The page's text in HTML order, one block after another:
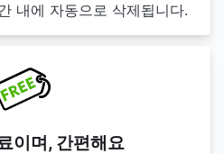
내에 자동으로 삭제됩니다.
이며, 간편해요